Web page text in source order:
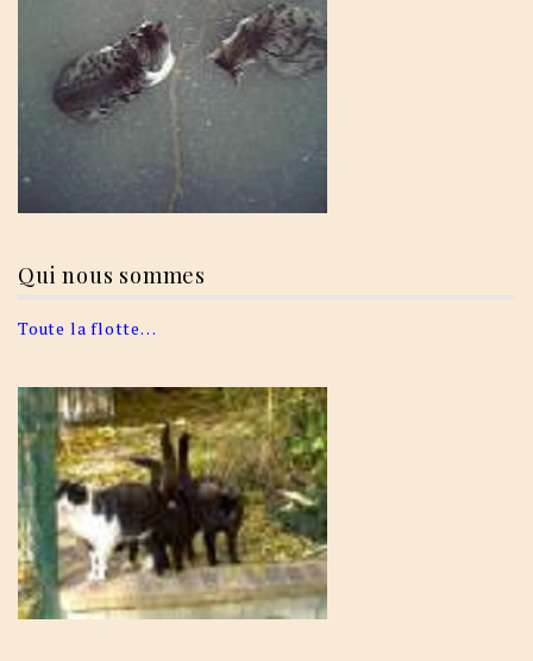
Qui nous sommes
Toute la flotte…